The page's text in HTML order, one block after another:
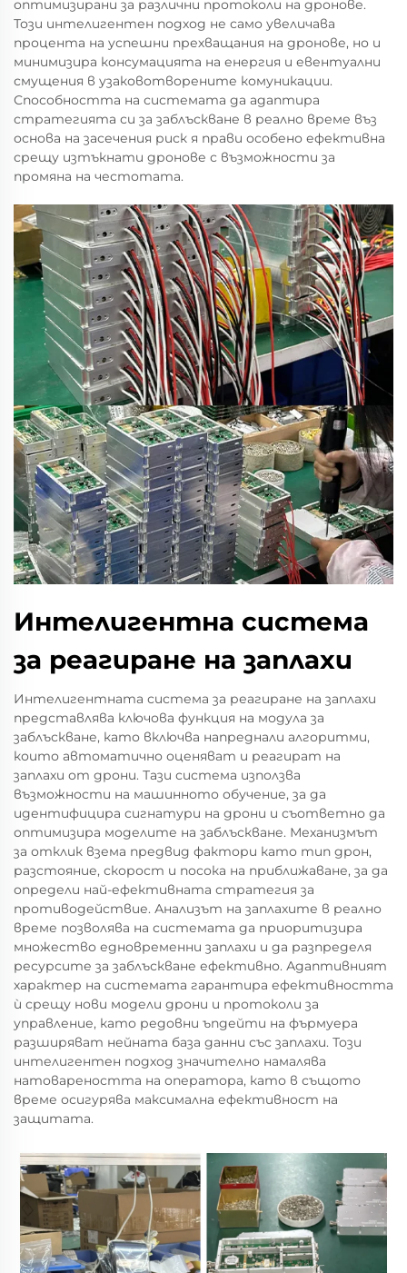
оптимизирани за различни протоколи на дронове.
Този интелигентен подход не само увеличава
процента на успешни прехващания на дронове, но и
минимизира консумацията на енергия и евентуални
смущения в узаковотворените комуникации.
Способността на системата да адаптира
стратегията си за заблъскване в реално време въз
основа на засечения риск я прави особено ефективна
срещу изтъкнати дронове с възможности за
промяна на честотата.
Интелигентна система
за реагиране на заплахи
Интелигентната система за реагиране на заплахи
представлява ключова функция на модула за
заблъскване, като включва напреднали алгоритми,
които автоматично оценяват и реагират на
заплахи от дрони. Тази система използва
възможности на машинното обучение, за да
идентифицира сигнатури на дрони и съответно да
оптимизира моделите на заблъскване. Механизмът
за отклик взема предвид фактори като тип дрон,
разстояние, скорост и посока на приближаване, за да
определи най-ефективната стратегия за
противодействие. Анализът на заплахите в реално
време позволява на системата да приоритизира
множество едновременни заплахи и да разпределя
ресурсите за заблъскване ефективно. Адаптивният
характер на системата гарантира ефективността
ѝ срещу нови модели дрони и протоколи за
управление, като редовни ъпдейти на фърмуера
разширяват нейната база данни със заплахи. Този
интелигентен подход значително намалява
натовареността на оператора, като в същото
време осигурява максимална ефективност на
защитата.